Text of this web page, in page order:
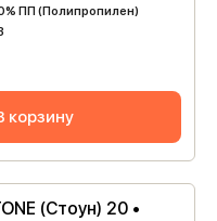
ПП (Полипропилен)
корзину
(Стоун) 20 •